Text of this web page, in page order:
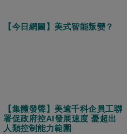
【今日網圖】美式智能叛變？
【集體發聲】美逾千科企員工聯
署促政府控AI發展速度 憂超出
人類控制能力範圍